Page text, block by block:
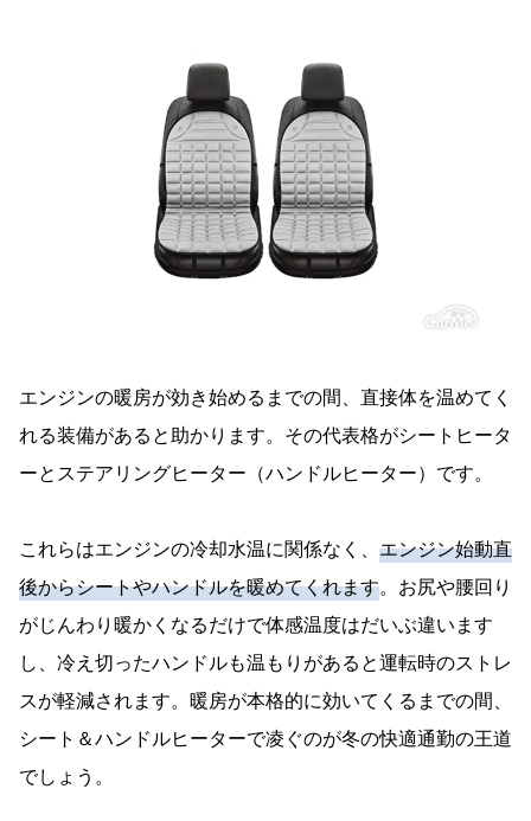
エンジンの暖房が効き始めるまでの間、直接体を温めてく
れる装備があると助かります。その代表格がシートヒータ
ーとステアリングヒーター（ハンドルヒーター）です。
これらはエンジンの冷却水温に関係なく、 エンジン始動直
後からシートやハンドルを暖めてくれます。お尻や腰回り
がじんわり暖かくなるだけで体感温度はだいぶ違います
し、冷え切ったハンドルも温もりがあると運転時のストレ
スが軽減されます。暖房が本格的に効いてくるまでの間、
シート＆ハンドルヒーターで凌ぐのが冬の快適通勤の王道
でしょう。